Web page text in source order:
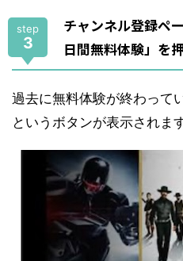
step
3
チャンネル登録ペ
日間無料体験」を押
過去に無料体験が終わって
というボタンが表示されま